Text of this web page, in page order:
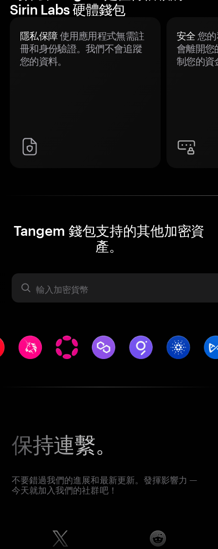
Sirin Labs 硬體錢包
隱私保障使用應用程式無需註
冊和身份驗證。我們不會追蹤
您的資料。
安全 您
會離開您
制您的資
Tangem 錢包支持的其他加密資
產。
資產
保持連繫。
不要錯過我們的進展和最新更新。發揮影響力 —
今天就加入我們的社群吧！